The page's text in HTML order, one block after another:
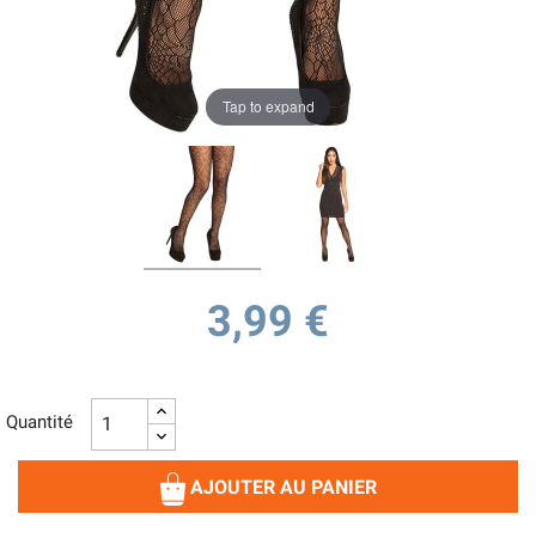
Tap to expand
3,99 €
Quantité
AJOUTER AU PANIER